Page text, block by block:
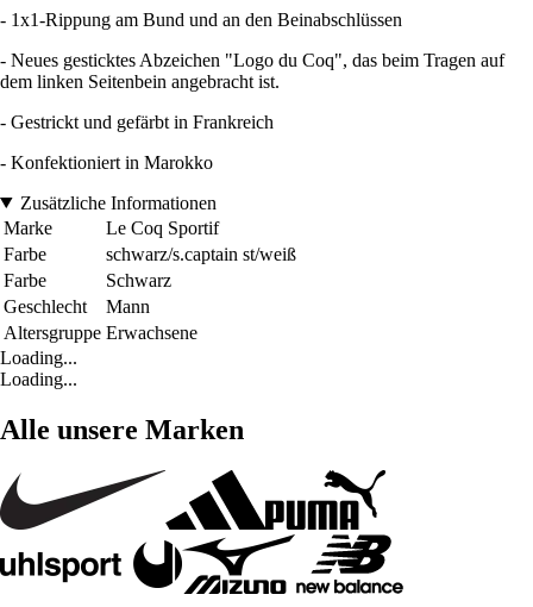
- 1x1-Rippung am Bund und an den Beinabschlüssen
- Neues gesticktes Abzeichen "Logo du Coq", das beim Tragen auf
dem linken Seitenbein angebracht ist.
- Gestrickt und gefärbt in Frankreich
- Konfektioniert in Marokko
Zusätzliche Informationen
Marke
Le Coq Sportif
Farbe
schwarz/s.captain st/weiß
Farbe
Schwarz
Geschlecht
Mann
Altersgruppe Erwachsene
Loading...
Loading...
Alle unsere Marken